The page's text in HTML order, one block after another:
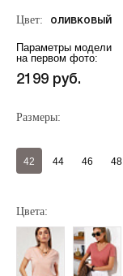
Цвет: оливковый
Параметры модели
на первом фото:
2199 руб.
Размеры:
42 44 46 48
Цвета: